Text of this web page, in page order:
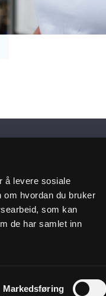
å levere sosiale
om hvordan du bruker
som kan
de har samlet inn
Markedsføring